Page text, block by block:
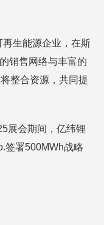
生能源企业，在斯
销售网络与丰富的
整合资源，共同提
展会期间，亿纬锂
签署500MWh战略